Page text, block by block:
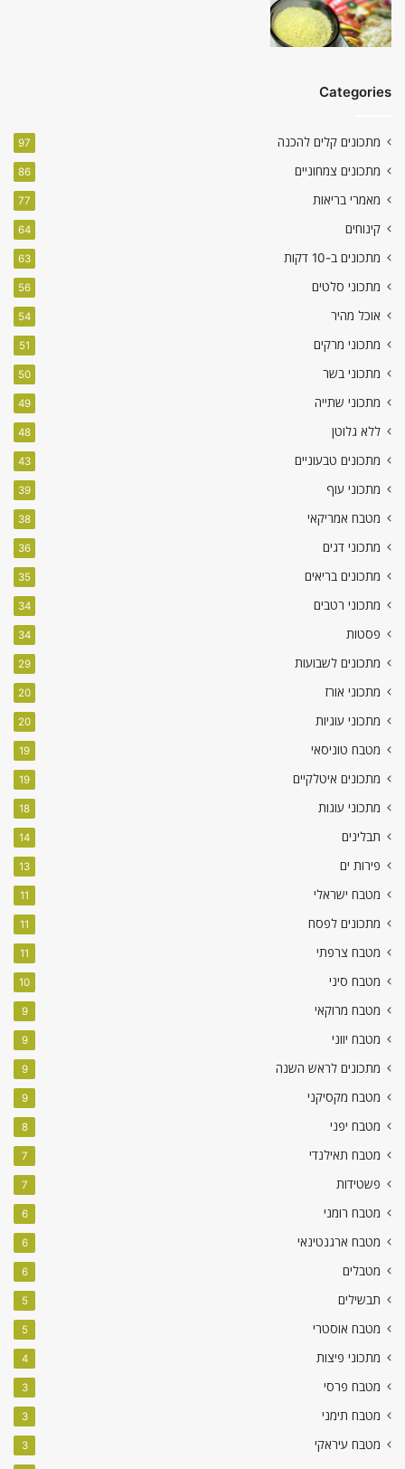
Categories
מתכונים קלים להכנה 97
מתכונים צמחוניים 86
מאמרי בריאות 77
קינוחים 64
מתכונים ב-10 דקות 63
מתכוני סלטים 56
אוכל מהיר 54
מתכוני מרקים 51
מתכוני בשר 50
מתכוני שתייה 49
ללא גלוטן 48
מתכונים טבעוניים 43
מתכוני עוף 39
מטבח אמריקאי 38
מתכוני דגים 36
מתכונים בריאים 35
מתכוני רטבים 34
פסטות 34
מתכונים לשבועות 29
מתכוני אורז 20
מתכוני עוגיות 20
מטבח טוניסאי 19
מתכונים איטלקיים 19
מתכוני עוגות 18
תבלינים 14
פירות ים 13
מטבח ישראלי 11
מתכונים לפסח 11
מטבח צרפתי 11
מטבח סיני 10
מטבח מרוקאי 9
מטבח יווני 9
מתכונים לראש השנה 9
מטבח מקסיקני 9
מטבח יפני 8
מטבח תאילנדי 7
פשטידות 7
מטבח רומני 6
מטבח ארגנטינאי 6
מטבלים 6
תבשילים 5
מטבח אוסטרי 5
מתכוני פיצות 4
מטבח פרסי 3
מטבח תימני 3
מטבח עיראקי 3